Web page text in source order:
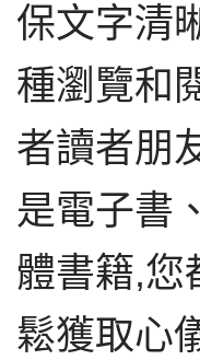
保文字清
種瀏覽和
者讀者朋
是電子書
體書籍,您
鬆獲取心